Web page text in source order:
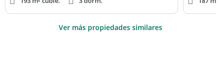
Ver más propiedades similares